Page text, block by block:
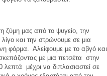
ζύμη μας από το ψυγείο, την
και την στρώνουμε σε μια
φόρμα.
Αλείφουμε με το αβγό και
με μια πετσέτα στην
λεπτά
μέχρι να διπλασιαστεί σε